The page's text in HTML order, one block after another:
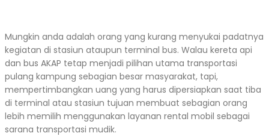
Mungkin anda adalah orang yang kurang menyukai padatnya
kegiatan di stasiun ataupun terminal bus. Walau kereta api
dan bus AKAP tetap menjadi pilihan utama transportasi
pulang kampung sebagian besar masyarakat, tapi,
mempertimbangkan uang yang harus dipersiapkan saat tiba
di terminal atau stasiun tujuan membuat sebagian orang
lebih memilih menggunakan layanan rental mobil sebagai
sarana transportasi mudik.